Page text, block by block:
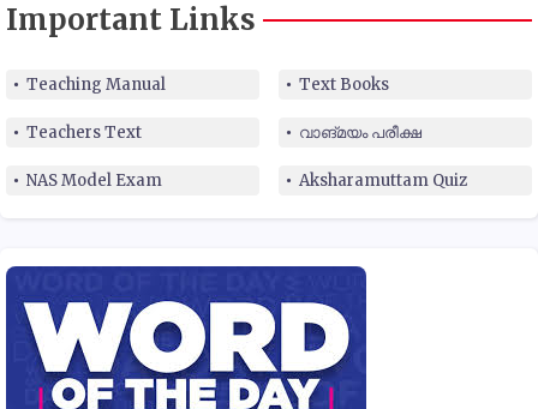
Important Links
Teaching Manual Text Books
Teachers Text വാങ്മയം പരീക്ഷ
NAS Model Exam Aksharamuttam Quiz